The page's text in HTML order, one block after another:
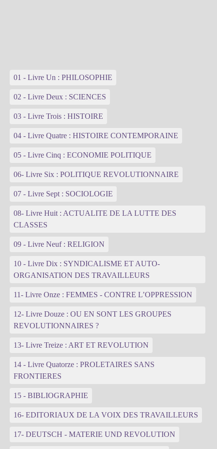
01 - Livre Un : PHILOSOPHIE
02 - Livre Deux : SCIENCES
03 - Livre Trois : HISTOIRE
04 - Livre Quatre : HISTOIRE CONTEMPORAINE
05 - Livre Cinq : ECONOMIE POLITIQUE
06- Livre Six : POLITIQUE REVOLUTIONNAIRE
07 - Livre Sept : SOCIOLOGIE
08- Livre Huit : ACTUALITE DE LA LUTTE DES
CLASSES
09 - Livre Neuf : RELIGION
10 - Livre Dix : SYNDICALISME ET AUTO-
ORGANISATION DES TRAVAILLEURS
11- Livre Onze : FEMMES - CONTRE L’OPPRESSION
12- Livre Douze : OU EN SONT LES GROUPES
REVOLUTIONNAIRES ?
13- Livre Treize : ART ET REVOLUTION
14 - Livre Quatorze : PROLETAIRES SANS
FRONTIERES
15 - BIBLIOGRAPHIE
16- EDITORIAUX DE LA VOIX DES TRAVAILLEURS
17- DEUTSCH - MATERIE UND REVOLUTION